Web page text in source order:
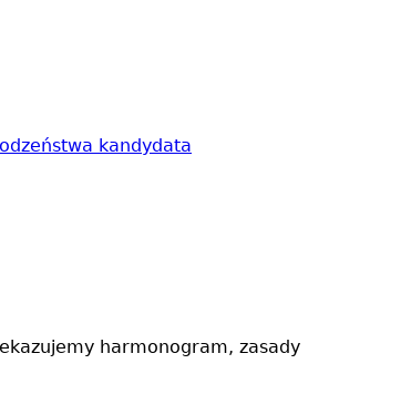
kandydata
harmonogram, zasady